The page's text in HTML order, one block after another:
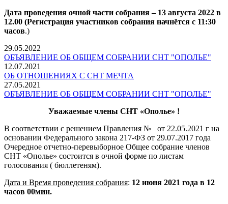
Дата проведения очной части собрания – 13 августа 2022 в
12.00 (Регистрация участников собрания начнётся с 11:30
часов.)
29.05.2022
ОБЪЯВЛЕНИЕ ОБ ОБЩЕМ СОБРАНИИ СНТ "ОПОЛЬЕ"
12.07.2021
ОБ ОТНОШЕНИЯХ С СНТ МЕЧТА
27.05.2021
ОБЪЯВЛЕНИЕ ОБ ОБЩЕМ СОБРАНИИ СНТ "ОПОЛЬЕ"
Уважаемые члены СНТ «Ополье» !
В соответствии с решением Правления № от 22.05.2021 г на
основании Федерального закона 217-ФЗ от 29.07.2017 года
Очередное отчетно-перевыборное Общее собрание членов
СНТ «Ополье» состоится в очной форме по листам
голосования ( бюллетеням).
Дата и Время проведения собрания: 12 июня 2021 года в 12
часов 00мин.